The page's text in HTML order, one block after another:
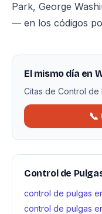
Park, George
— en los códigos
El mismo día en
Citas de Control de
Control de
control de pulgas
control de pulgas